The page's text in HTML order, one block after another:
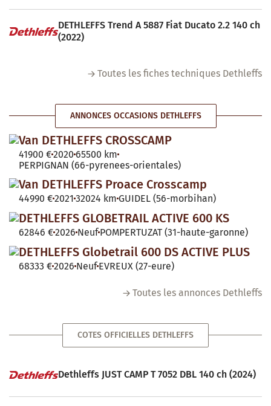
DETHLEFFS Trend A 5887 Fiat Ducato 2.2 140 ch
(2022)
Toutes les fiches techniques Dethleffs
ANNONCES OCCASIONS DETHLEFFS
Van DETHLEFFS CROSSCAMP
41900 €2020 65500 km
PERPIGNAN (66-pyrenees-orientales)
Van DETHLEFFS Proace Crosscamp
44990 €2021 32024 km GUIDEL (56-morbihan)
DETHLEFFS GLOBETRAIL ACTIVE 600 KS
62846 €2026 Neuf POMPERTUZAT (31-haute-garonne)
DETHLEFFS Globetrail 600 DS ACTIVE PLUS
68333 €2026 Neuf EVREUX (27-eure)
Toutes les annonces Dethleffs
COTES OFFICIELLES DETHLEFFS
Dethleffs JUST CAMP T 7052 DBL 140 ch (2024)